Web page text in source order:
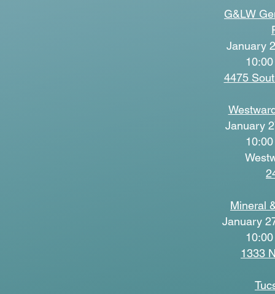
G&LW
January
4475
January
Mineral
January
1333